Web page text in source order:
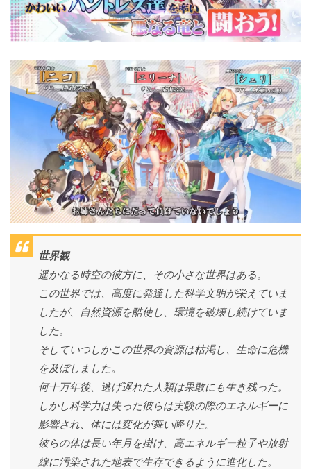
世界観
遥かなる時空の彼方に、その小さな世界はある。
この世界では、高度に発達した科学文明が栄えていま
したが、自然資源を酷使し、環境を破壊し続けていま
した。
そしていつしかこの世界の資源は枯渇し、生命に危機
を及ぼしました。
何十万年後、逃げ遅れた人類は果敢にも生き残った。
しかし科学力は失った彼らは実験の際のエネルギーに
影響され、体には変化が舞い降りた。
彼らの体は長い年月を掛け、高エネルギー粒子や放射
線に汚染された地表で生存できるように進化した。